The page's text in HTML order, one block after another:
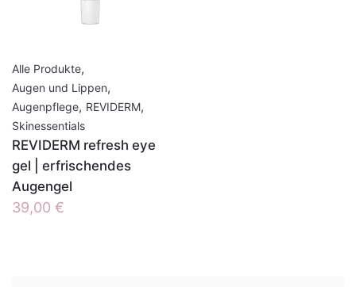
Alle Produkte,
Augen und Lippen,
Augenpflege, REVIDERM,
Skinessentials
REVIDERM refresh eye
gel | erfrischendes
Augengel
39,00 €